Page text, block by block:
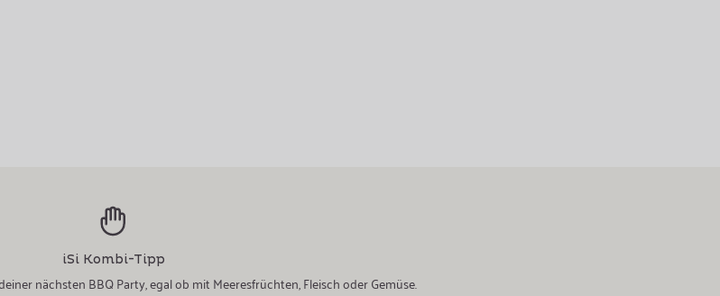
iSi Kombi-Tipp
nächsten BBQ Party, egal ob mit Meeresfrüchten, Fleisch oder Gemüse.